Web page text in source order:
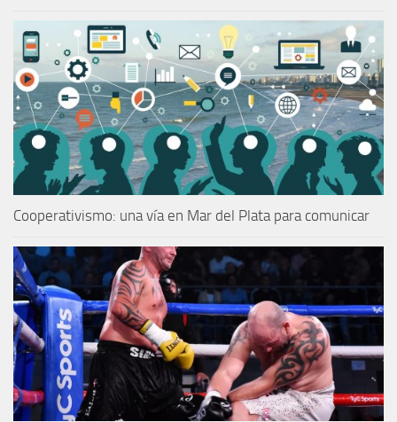
Cooperativismo: una vía en Mar del Plata para comunicar